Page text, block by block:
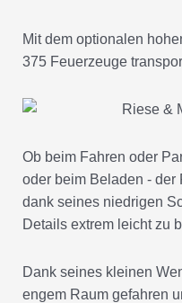
Mit dem optionalen
375 Feuerzeuge
Ob beim Fahren oder
oder beim Beladen - der
dank seines niedrigen
Details extrem leicht zu
Dank seines kleinen
engem Raum gefahren